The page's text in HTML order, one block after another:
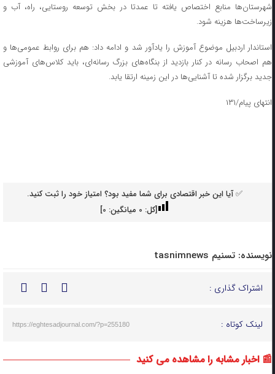
شهرستان‌ها منابع اختصاص یافته تا عمدتا در بخش توسعه روستایی، راه، آب و
زیرساخت‌ها هزینه شود.
استاندار اردبیل موضوع آموزش را یادآور شد و ادامه داد: هم برای روابط عمومی‌ها و
هم اصحاب رسانه در کنار بازدید از بنگاه‌های بزرگ رسانه‌ای، باید کلاس‌های آموزشی
جدید برگزار شده تا آشنایی‌ها در این زمینه ارتقا یابد.
انتهای پیام/۱۳۱
✅ آیا این خبر اقتصادی برای شما مفید بود؟ امتیاز خود را ثبت کنید.
[کل: 0میانگین: 0
]
نویسنده: تسنیم tasnimnews
اشتراک گذاری :
لینک کوتاه : https://eghtesadjournal.com/?p=255180
📰 اخبار مشابه را مشاهده می کنید